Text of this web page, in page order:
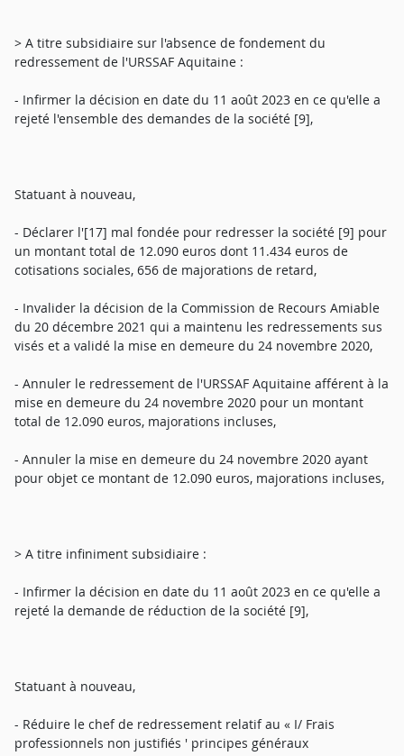
> A titre subsidiaire sur l'absence de fondement du
redressement de l'URSSAF Aquitaine :
- Infirmer la décision en date du 11 août 2023 en ce qu'elle a
rejeté l'ensemble des demandes de la société [9],
Statuant à nouveau,
- Déclarer l'[17] mal fondée pour redresser la société [9] pour
un montant total de 12.090 euros dont 11.434 euros de
cotisations sociales, 656 de majorations de retard,
- Invalider la décision de la Commission de Recours Amiable
du 20 décembre 2021 qui a maintenu les redressements sus
visés et a validé la mise en demeure du 24 novembre 2020,
- Annuler le redressement de l'URSSAF Aquitaine afférent à la
mise en demeure du 24 novembre 2020 pour un montant
total de 12.090 euros, majorations incluses,
- Annuler la mise en demeure du 24 novembre 2020 ayant
pour objet ce montant de 12.090 euros, majorations incluses,
> A titre infiniment subsidiaire :
- Infirmer la décision en date du 11 août 2023 en ce qu'elle a
rejeté la demande de réduction de la société [9],
Statuant à nouveau,
- Réduire le chef de redressement relatif au « I/ Frais
professionnels non justifiés ' principes généraux